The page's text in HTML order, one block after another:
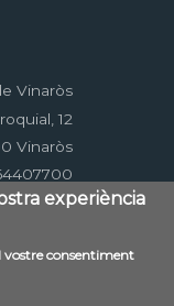
Vinaròs
12
Vinaròs
web
experiència
vostre consentiment